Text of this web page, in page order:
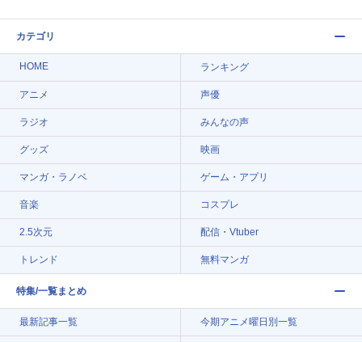
カテゴリ
HOME ランキング
アニメ 声優
ラジオ みんなの声
グッズ 映画
マンガ・ラノベ ゲーム・アプリ
音楽 コスプレ
2.5次元 配信・Vtuber
トレンド 無料マンガ
特集/一覧まとめ
最新記事一覧 今期アニメ曜日別一覧